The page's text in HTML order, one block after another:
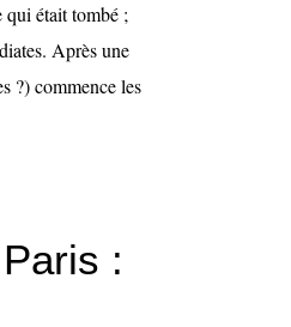
qui était tombé ;
Après une
?) commence les
: